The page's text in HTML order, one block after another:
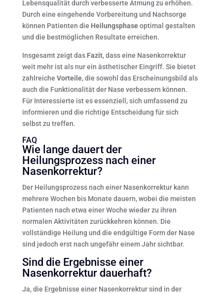
Lebensqualität durch verbesserte Atmung zu erhöhen.
Durch eine eingehende Vorbereitung und Nachsorge
können Patienten die Heilungsphaseoptimal gestalten
und die bestmöglichen Resultate erreichen.
Insgesamt zeigt das Fazit, dass eine Nasenkorrektur
weit mehr ist als nur ein ästhetischer Eingriff. Sie bietet
zahlreiche Vorteile, die sowohl das Erscheinungsbild als
auch die Funktionalität der Nase verbessern können.
Für Interessierte ist es essenziell, sich umfassend zu
informieren und die richtige Entscheidung für sich
selbst zu treffen.
FAQ
Wie lange dauert der
Heilungsprozess nach einer
Nasenkorrektur?
Der Heilungsprozess nach einer Nasenkorrektur kann
mehrere Wochen bis Monate dauern, wobei die meisten
Patienten nach etwa einer Woche wieder zu ihren
normalen Aktivitäten zurückkehren können. Die
vollständige Heilung und die endgültige Form der Nase
sind jedoch erst nach ungefähr einem Jahr sichtbar.
Sind die Ergebnisse einer
Nasenkorrektur dauerhaft?
Ja, die Ergebnisse einer Nasenkorrektur sind in der